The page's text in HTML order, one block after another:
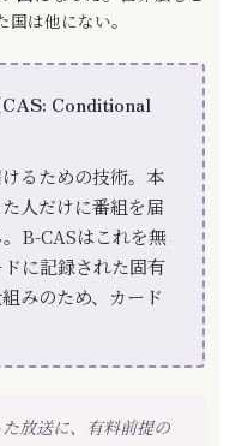
は他にない。
CAS: Conditional
るための技術。本
人だけに番組を届
B-CASはこれを無
に記録された固有
みのため、カード
放送に、有料前提の